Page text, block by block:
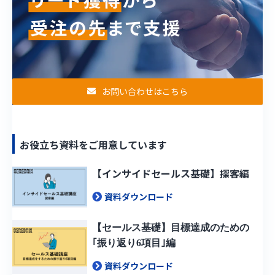
お問い合わせはこちら
お役立ち資料をご用意しています
【インサイドセールス基礎】探客編
資料ダウンロード
【セールス基礎】目標達成のための
｢振り返り6項目｣編
資料ダウンロード